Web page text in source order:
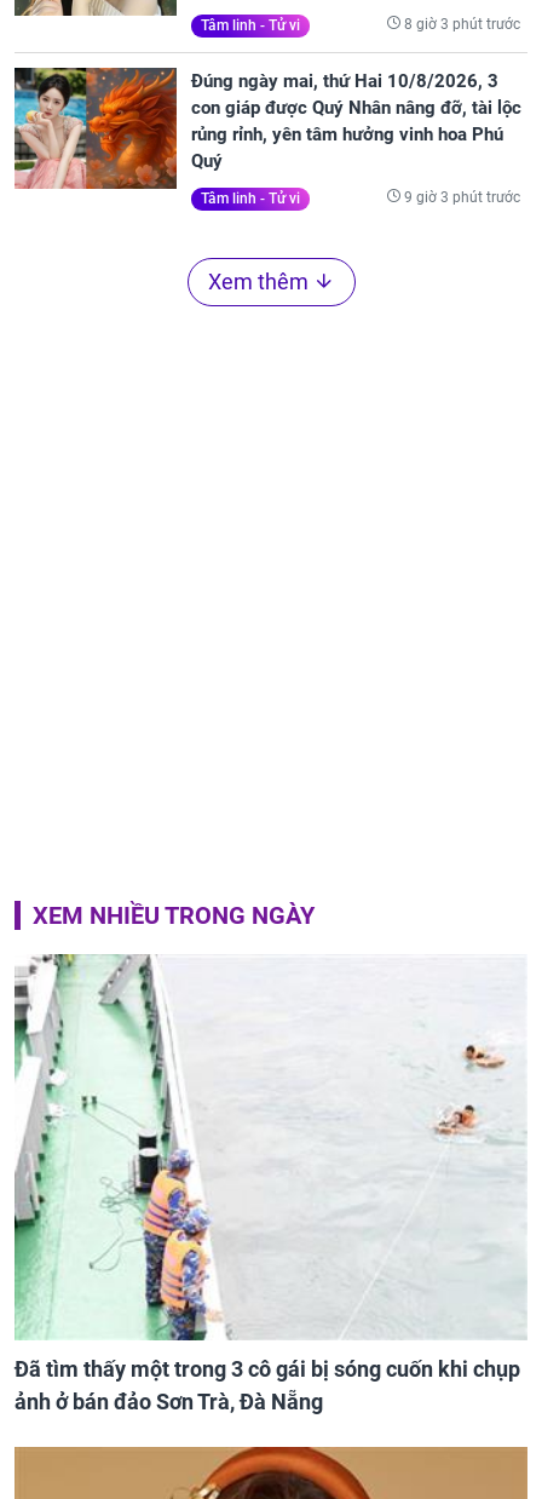
Tâm linh - Tử vi 8 giờ 3 phút trước
Đúng ngày mai, thứ Hai 10/8/2026, 3
con giáp được Quý Nhân nâng đỡ, tài lộc
rủng rỉnh, yên tâm hưởng vinh hoa Phú
Quý
Tâm linh - Tử vi 9 giờ 3 phút trước
Xem thêm
XEM NHIỀU TRONG NGÀY
Đã tìm thấy một trong 3 cô gái bị sóng cuốn khi chụp
ảnh ở bán đảo Sơn Trà, Đà Nẵng